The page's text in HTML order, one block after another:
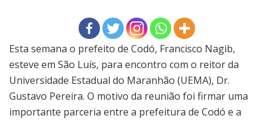
Esta semana o prefeito de Codó, Francisco Nagib,
esteve em São Luís, para encontro com o reitor da
Universidade Estadual do Maranhão (UEMA), Dr.
Gustavo Pereira. O motivo da reunião foi firmar uma
importante parceria entre a prefeitura de Codó e a